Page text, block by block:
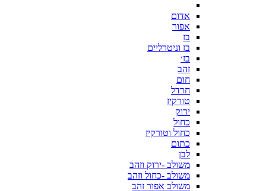
אדום
אפור
בז
בז וניטרליים
בז׳
זהב
חום
חרדל
טורקיז
ירוק
כחול
כחול וטורקיז
כתום
לבן
משולב -ירוק וזהב
משולב -כחול וזהב
משולב אפור זהב